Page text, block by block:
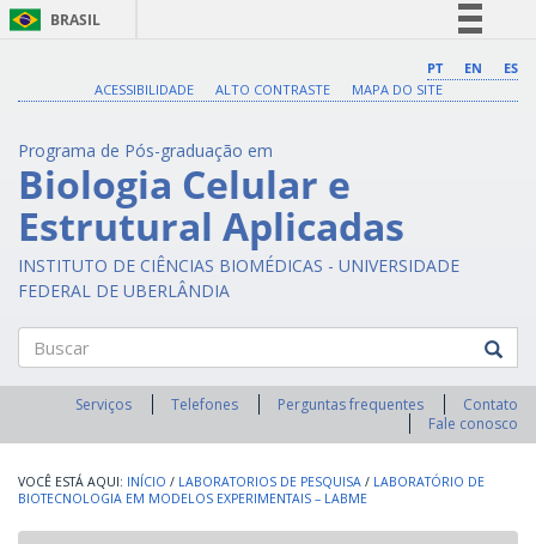
BRASIL
Comunica BR
Legislação
Canais
PT EN
ES
ACESSIBILIDADE
ALTO CONTRASTE MAPA DO SITE
Programa de Pós-graduação em
Biologia Celular e
Estrutural Aplicadas
INSTITUTO DE CIÊNCIAS BIOMÉDICAS - UNIVERSIDADE
FEDERAL DE UBERLÂNDIA
Buscar
Serviços Telefones Perguntas frequentes
Contato
Fale conosco
INÍCIO / LABORATORIOS DE PESQUISA / LABORATÓRIO DE
BIOTECNOLOGIA EM MODELOS EXPERIMENTAIS – LABME